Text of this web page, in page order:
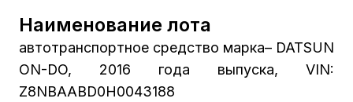
Наименование лота
автотранспортное средство марка– DATSUN
ON-DO, 2016 года выпуска, VIN:
Z8NBAABD0H0043188